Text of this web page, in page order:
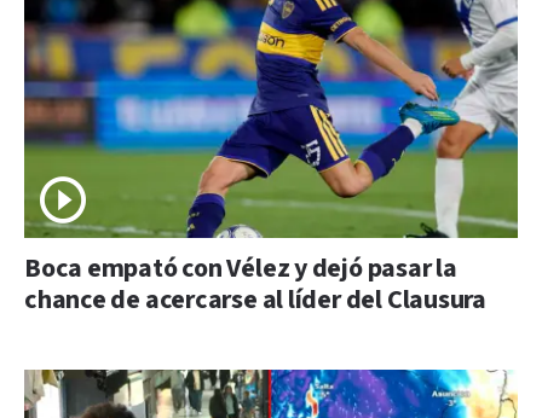
Boca empató con Vélez y dejó pasar la
chance de acercarse al líder del Clausura